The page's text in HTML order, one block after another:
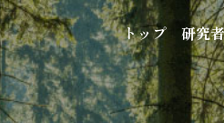
トップ 研究